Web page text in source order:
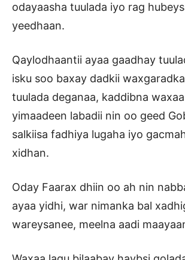
odayaasha tuulada iyo rag
yeedhaan.
Qaylodhaantii ayaa gaadhay
isku soo baxay dadkii
tuulada deganaa, kaddibna
yimaadeen labadii nin oo geed
salkiisa fadhiya lugaha iyo
xidhan.
Oday Faarax dhiin oo ah nin
ayaa yidhi, war nimanka bal
wareysanee, meelna aadi